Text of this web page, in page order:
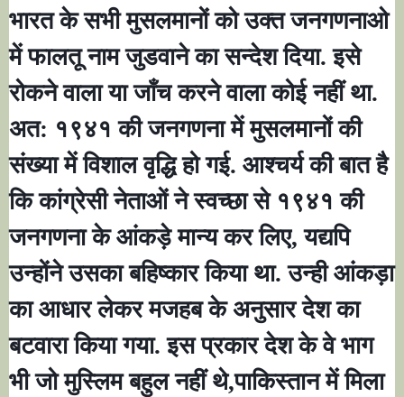
भारत के सभी मुसलमानों को उक्त जनगणनाओ
में फालतू नाम जुडवाने का सन्देश दिया. इसे
रोकने वाला या जाँच करने वाला कोई नहीं था.
अत: १९४१ की जनगणना में मुसलमानों की
संख्या में विशाल वृद्धि हो गई. आश्चर्य की बात है
कि कांग्रेसी नेताओं ने स्वच्छा से १९४१ की
जनगणना के आंकड़े मान्य कर लिए,यद्यपि
उन्होंने उसका बहिष्कार किया था. उन्ही आंकड़ा
का आधार लेकर मजहब के अनुसार देश का
बटवारा किया गया. इस प्रकार देश के वे भाग
भी जो मुस्लिम बहुल नहीं थे,पाकिस्तान में मिला